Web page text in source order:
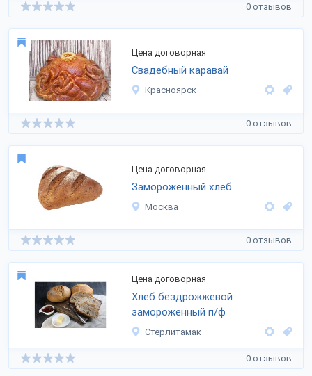
0 отзывов
Цена договорная
Свадебный каравай
Красноярск
0 отзывов
Цена договорная
Замороженный хлеб
Москва
0 отзывов
Цена договорная
Хлеб бездрожжевой
замороженный п/ф
Стерлитамак
0 отзывов